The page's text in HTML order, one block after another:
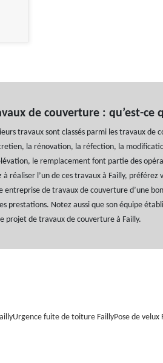
de couverture : qu’est-ce
travaux sont classés parmi les travaux de
la rénovation, la réfection, la
le remplacement font partie des
à réaliser l’un de ces travaux à Failly, préférez
entreprise de travaux de couverture d’une
prestations. Notez aussi que son équipe
projet de travaux de couverture à Failly.
Urgence fuite de toiture FaillyPose de velux